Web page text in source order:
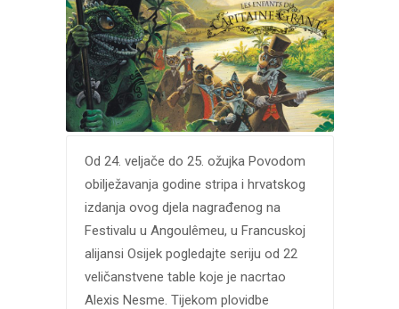
Od 24. veljače do 25. ožujka Povodom
obilježavanja godine stripa i hrvatskog
izdanja ovog djela nagrađenog na
Festivalu u Angoulêmeu, u Francuskoj
alijansi Osijek pogledajte seriju od 22
veličanstvene table koje je nacrtao
Alexis Nesme. Tijekom plovidbe